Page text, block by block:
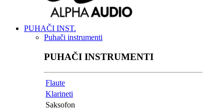
PUHAČI INST.
Puhači instrumenti
PUHAČI INSTRUMENTI
Flaute
Klarineti
Saksofon